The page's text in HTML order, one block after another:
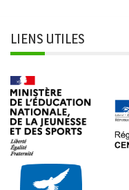
LIENS UTILES